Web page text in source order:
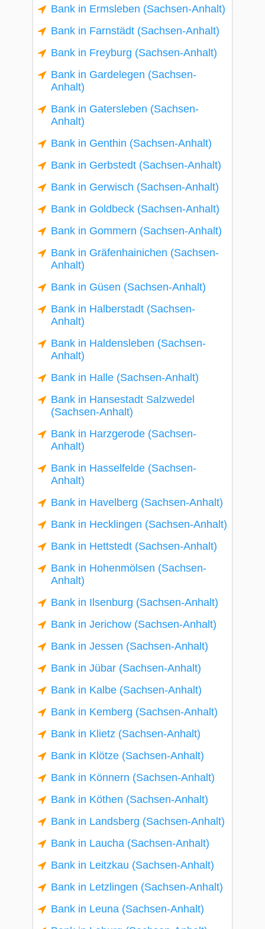
Bank in Ermsleben (Sachsen-Anhalt)
Bank in Farnstädt (Sachsen-Anhalt)
Bank in Freyburg (Sachsen-Anhalt)
Bank in Gardelegen (Sachsen-
Anhalt)
Bank in Gatersleben (Sachsen-
Anhalt)
Bank in Genthin (Sachsen-Anhalt)
Bank in Gerbstedt (Sachsen-Anhalt)
Bank in Gerwisch (Sachsen-Anhalt)
Bank in Goldbeck (Sachsen-Anhalt)
Bank in Gommern (Sachsen-Anhalt)
Bank in Gräfenhainichen (Sachsen-
Anhalt)
Bank in Güsen (Sachsen-Anhalt)
Bank in Halberstadt (Sachsen-
Anhalt)
Bank in Haldensleben (Sachsen-
Anhalt)
Bank in Halle (Sachsen-Anhalt)
Bank in Hansestadt Salzwedel
(Sachsen-Anhalt)
Bank in Harzgerode (Sachsen-
Anhalt)
Bank in Hasselfelde (Sachsen-
Anhalt)
Bank in Havelberg (Sachsen-Anhalt)
Bank in Hecklingen (Sachsen-Anhalt)
Bank in Hettstedt (Sachsen-Anhalt)
Bank in Hohenmölsen (Sachsen-
Anhalt)
Bank in Ilsenburg (Sachsen-Anhalt)
Bank in Jerichow (Sachsen-Anhalt)
Bank in Jessen (Sachsen-Anhalt)
Bank in Jübar (Sachsen-Anhalt)
Bank in Kalbe (Sachsen-Anhalt)
Bank in Kemberg (Sachsen-Anhalt)
Bank in Klietz (Sachsen-Anhalt)
Bank in Klötze (Sachsen-Anhalt)
Bank in Könnern (Sachsen-Anhalt)
Bank in Köthen (Sachsen-Anhalt)
Bank in Landsberg (Sachsen-Anhalt)
Bank in Laucha (Sachsen-Anhalt)
Bank in Leitzkau (Sachsen-Anhalt)
Bank in Letzlingen (Sachsen-Anhalt)
Bank in Leuna (Sachsen-Anhalt)